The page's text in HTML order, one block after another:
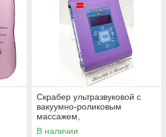
Скрабер ультразвуковой с
вакуумно-роликовым
массажем,
профессиональный
В наличии